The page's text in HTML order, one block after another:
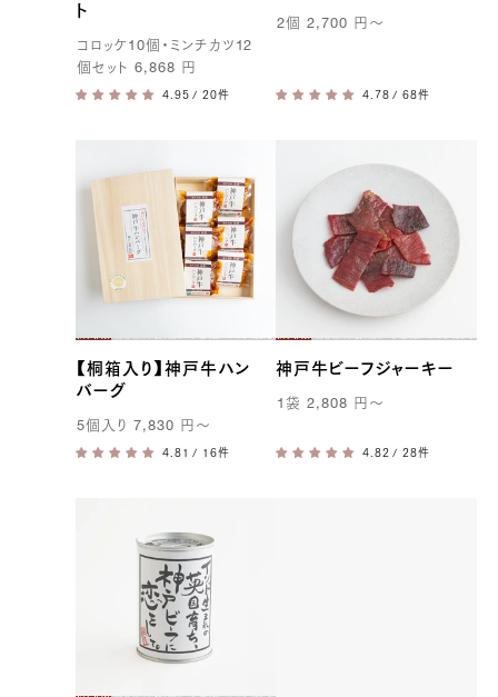
ト
コロッケ10個・ミンチカツ 12
個セット 6,868 円
/ 20件
2個2,700 円 〜
/ 68件
【桐箱入り】神戸牛ハン
バーグ
5個入り 7,830 円 〜
/ 16件
神戸牛ビーフジャーキー
1 袋2,808 円 〜
/ 28件